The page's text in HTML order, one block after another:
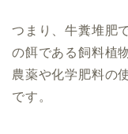
つまり、牛糞堆肥
の餌である飼料植
農薬や化学肥料の
です。